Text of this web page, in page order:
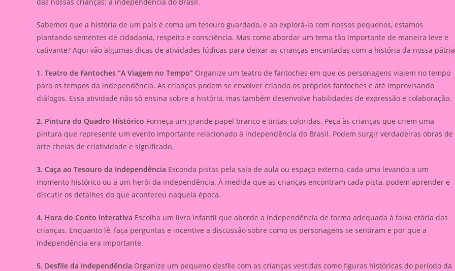
Sabemos que a história de um país é como um tesouro guardado, e ao explorá-la com nossos pequenos, estamos
plantando sementes de cidadania, respeito e consciência. Mas como abordar um tema tão importante de maneira leve e
cativante? Aqui vão algumas dicas de atividades lúdicas para deixar as crianças encantadas com a história da nossa
1. Teatro de Fantoches “A Viagem no Tempo” Organize um teatro de fantoches em que os personagens viajem no tempo
para os tempos da independência. As crianças podem se envolver criando os próprios fantoches e até improvisando
diálogos. Essa atividade não só ensina sobre a história, mas também desenvolve habilidades de expressão e colaboração.
2. Pintura do Quadro Histórico Forneça um grande papel branco e tintas coloridas. Peça às crianças que criem uma
pintura que represente um evento importante relacionado à independência do Brasil. Podem surgir verdadeiras obras de
arte cheias de criatividade e significado.
3. Caça ao Tesouro da Independência Esconda pistas pela sala de aula ou espaço externo, cada uma levando a um
momento histórico ou a um herói da independência. À medida que as crianças encontram cada pista, podem aprender e
discutir os detalhes do que aconteceu naquela época.
4. Hora do Conto Interativa Escolha um livro infantil que aborde a independência de forma adequada à faixa etária das
crianças. Enquanto lê, faça perguntas e incentive a discussão sobre como os personagens se sentiram e por que a
independência era importante.
5. Desfile da Independência Organize um pequeno desfile com as crianças vestidas como figuras históricas do período da